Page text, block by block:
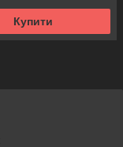
Купити